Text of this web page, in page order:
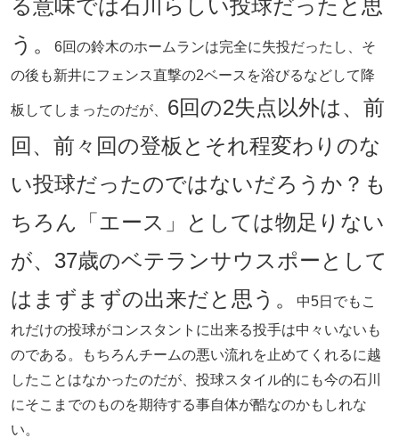
る意味では石川らしい投球だったと思
う。
6回の鈴木のホームランは完全に失投だったし、そ
の後も新井にフェンス直撃の2ベースを浴びるなどして降
板してしまったのだが、 6回の2失点以外は、前
回、前々回の登板とそれ程変わりのな
い投球だったのではないだろうか？も
ちろん「エース」としては物足りない
が、37歳のベテランサウスポーとして
はまずまずの出来だと思う。
中5日でもこ
れだけの投球がコンスタントに出来る投手は中々いないも
のである。もちろんチームの悪い流れを止めてくれるに越
したことはなかったのだが、投球スタイル的にも今の石川
にそこまでのものを期待する事自体が酷なのかもしれな
い。